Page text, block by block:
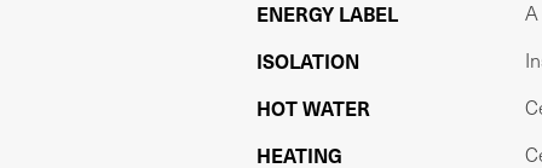
- Hoogwaardige kozijnen met dubbel
- CV Intergas Kompakt HRE 2020
ENERGY LABEL A
ISOLATION
HOT WATER
HEATING